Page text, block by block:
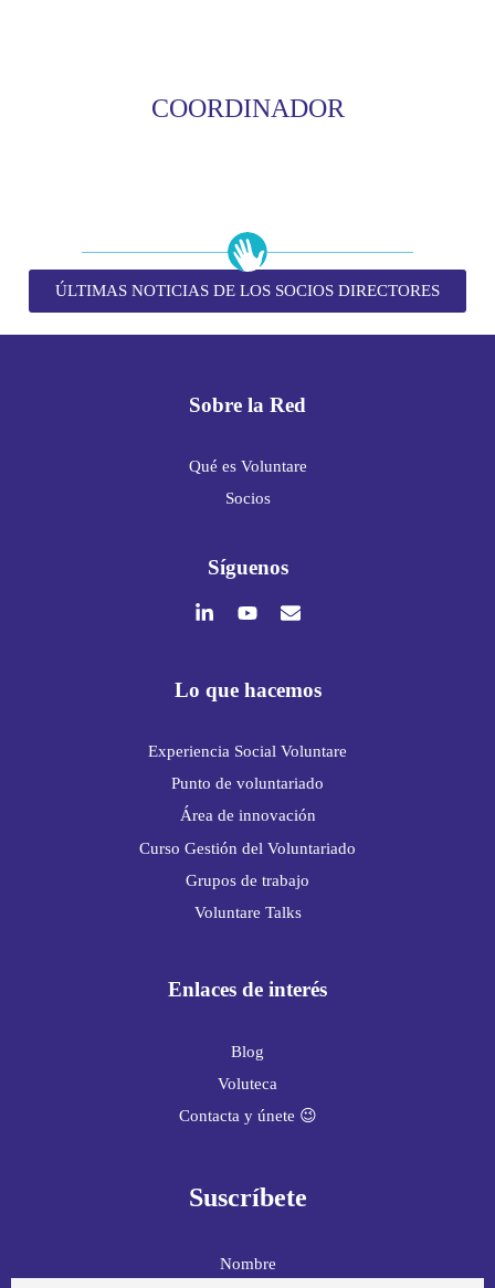
COORDINADOR
ÚLTIMAS NOTICIAS DE LOS SOCIOS DIRECTORES
Sobre la Red
Qué es Voluntare
Socios
Síguenos
Lo que hacemos
Experiencia Social Voluntare
Punto de voluntariado
Área de innovación
Curso Gestión del Voluntariado
Grupos de trabajo
Voluntare Talks
Enlaces de interés
Blog
Voluteca
Contacta y únete 😉
Suscríbete
Nombre